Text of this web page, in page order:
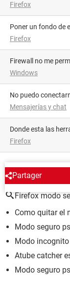
Firefox
poner un fondo
Firefox
firewall no me
Windows
no puedo
Mensajerías y chat
donde esta las
Firefox
Partager
ALREDEDOR
Firefox modo
Como quitar el
Modo seguro
Modo
Atube catcher
Modo seguro